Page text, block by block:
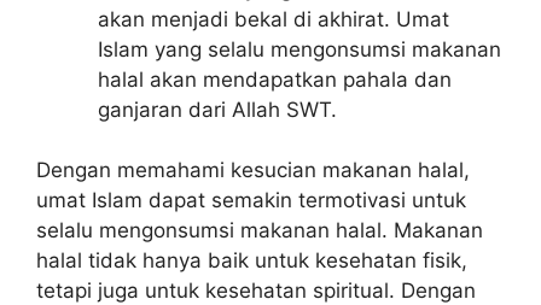
akan menjadi bekal di akhirat. Umat
Islam yang selalu mengonsumsi makanan
halal akan mendapatkan pahala dan
ganjaran dari Allah SWT.
Dengan memahami kesucian makanan halal,
umat Islam dapat semakin termotivasi untuk
selalu mengonsumsi makanan halal. Makanan
halal tidak hanya baik untuk kesehatan fisik,
tetapi juga untuk kesehatan spiritual. Dengan